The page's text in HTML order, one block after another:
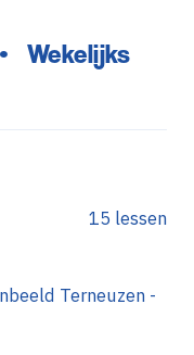
• Wekelijks
15 lessen
Terneuzen -